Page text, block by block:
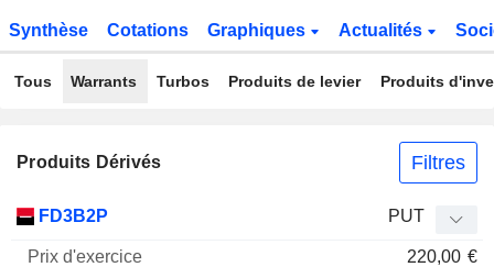
Synthèse Cotations Graphiques Actualités
Tous Warrants Turbos Produits de levier Produits
Produits Dérivés Filtres
Mnemo Type
Parité
FD3B2P PUT
220,00 €